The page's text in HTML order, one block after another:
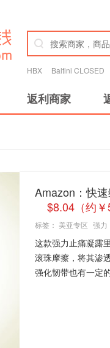
HBX Baltini CLOSED
返利商家
Amazon：快
$8.04（约
标签： 美亚专区 强力
这款强力止痛凝露
滚珠摩擦，将其渗
强化韧带也有一定